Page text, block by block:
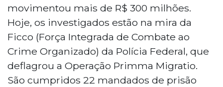
movimentou mais de R$ 300 milhões.
Hoje, os investigados estão na mira da
Ficco (Força Integrada de Combate ao
Crime Organizado) da Polícia Federal, que
deflagrou a Operação Primma Migratio.
São cumpridos 22 mandados de prisão